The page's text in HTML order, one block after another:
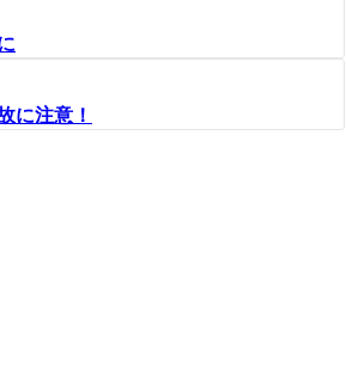
に注意！